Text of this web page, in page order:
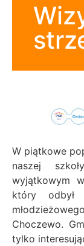
W piątkowe
naszej
wyjątkowym
który
Choczewo.
tylko